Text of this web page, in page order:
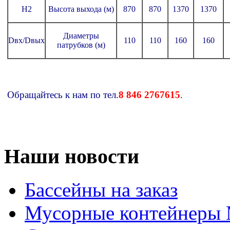
H2 Высота выхода (м) 870 870 1370 1370
Dвх/Dвых
Диаметры
патрубков (м)
110 110 160 160
Обращайтесь к нам по тел.8 846 2767615.
Наши новости
Бассейны на заказ
Мусорные контейнеры